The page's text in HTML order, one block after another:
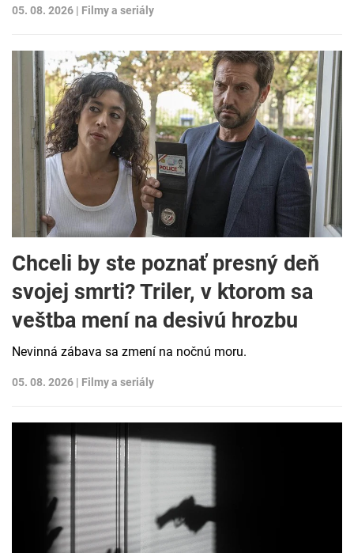
05. 08. 2026 | Filmy a seriály
Chceli by ste poznať presný deň
svojej smrti? Triler, v ktorom sa
veštba mení na desivú hrozbu
Nevinná zábava sa zmení na nočnú moru.
05. 08. 2026 | Filmy a seriály